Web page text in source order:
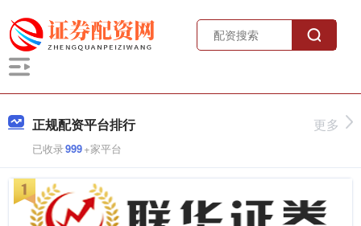
正规配资平台排行
已收录999+家平台
更多